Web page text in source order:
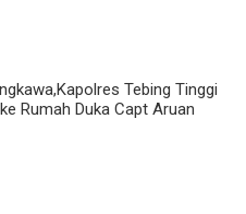
Tebing Tinggi
Rumah Duka Capt Aruan